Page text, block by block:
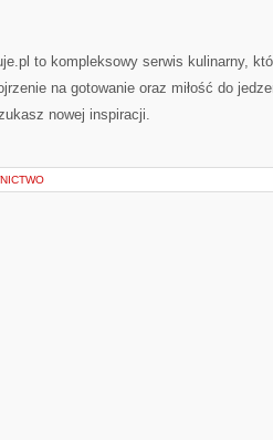
to kompleksowy serwis kulinarny,
na gotowanie oraz miłość do
nowej inspiracji.